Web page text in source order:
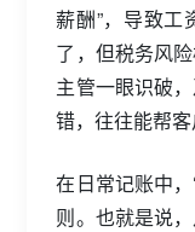
薪酬”，导致工
了，但税务风
主管一眼识破
错，往往能帮
在日常记账中，
则。也就是说